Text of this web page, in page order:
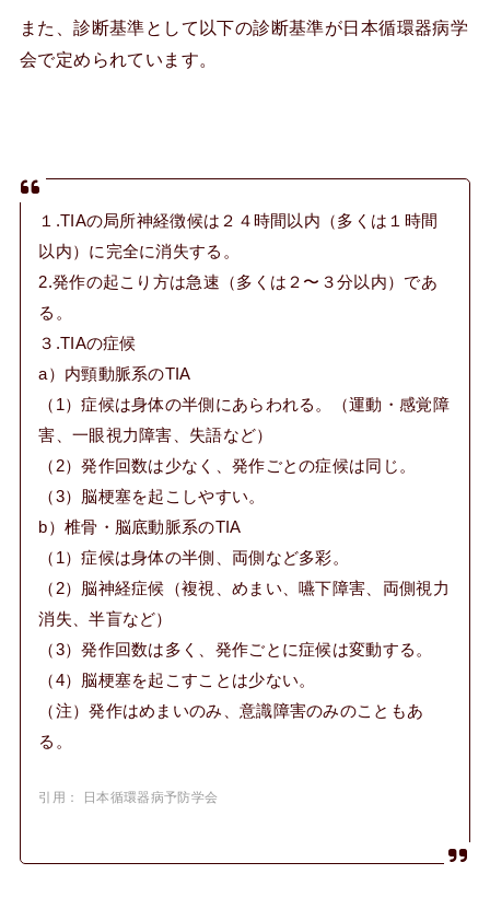
また、診断基準として以下の診断基準が日本循環器病学
会で定められています。
１.TIAの局所神経徴候は２４時間以内（多くは１時間
以内）に完全に消失する。
2.発作の起こり方は急速（多くは２〜３分以内）であ
る。
３.TIAの症候
a）内頸動脈系のTIA
（1）症候は身体の半側にあらわれる。（運動・感覚障
害、一眼視力障害、失語など）
（2）発作回数は少なく、発作ごとの症候は同じ。
（3）脳梗塞を起こしやすい。
b）椎骨・脳底動脈系のTIA
（1）症候は身体の半側、両側など多彩。
（2）脳神経症候（複視、めまい、嚥下障害、両側視力
消失、半盲など）
（3）発作回数は多く、発作ごとに症候は変動する。
（4）脳梗塞を起こすことは少ない。
（注）発作はめまいのみ、意識障害のみのこともあ
る。
引用： 日本循環器病予防学会